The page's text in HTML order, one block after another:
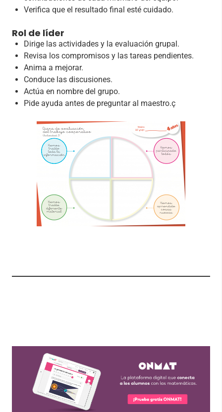
Verifica que el resultado final esté cuidado.
Rol de líder
Dirige las actividades y la evaluación grupal.
Revisa los compromisos y las tareas pendientes.
Anima a mejorar.
Conduce las discusiones.
Actúa en nombre del grupo.
Pide ayuda antes de preguntar al maestro.ç